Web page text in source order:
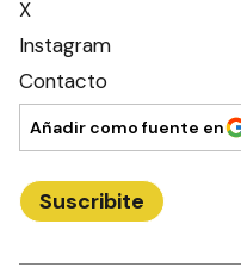
X
Instagram
Contacto
Añadir como fuente en
Suscribite